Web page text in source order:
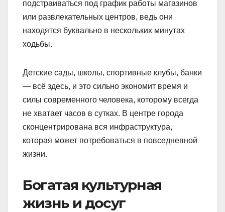
подстраиваться под график работы магазинов
или развлекательных центров, ведь они
находятся буквально в нескольких минутах
ходьбы.
Детские сады, школы, спортивные клубы, банки
— всё здесь, и это сильно экономит время и
силы современного человека, которому всегда
не хватает часов в сутках. В центре города
сконцентрирована вся инфраструктура,
которая может потребоваться в повседневной
жизни.
Богатая культурная
жизнь и досуг